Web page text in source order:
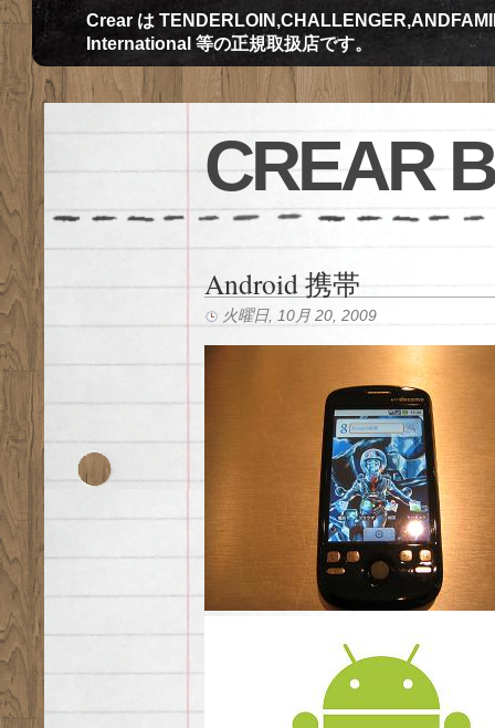
Crear は
International 等の正規取扱店です。
CREAR
Android 携帯
火曜日, 10月 20, 2009